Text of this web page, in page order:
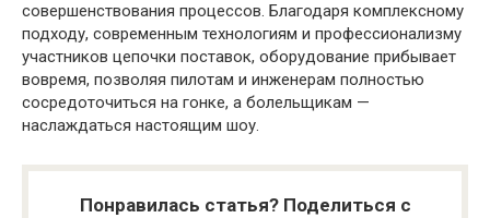
совершенствования процессов. Благодаря комплексному
подходу, современным технологиям и профессионализму
участников цепочки поставок, оборудование прибывает
вовремя, позволяя пилотам и инженерам полностью
сосредоточиться на гонке, а болельщикам —
наслаждаться настоящим шоу.
Понравилась статья? Поделиться с